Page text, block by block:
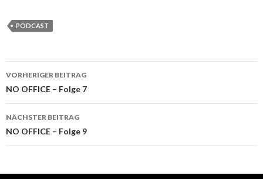
PODCAST
Beitrags-
Navigation
VORHERIGER BEITRAG
NO OFFICE – Folge 7
NÄCHSTER BEITRAG
NO OFFICE – Folge 9